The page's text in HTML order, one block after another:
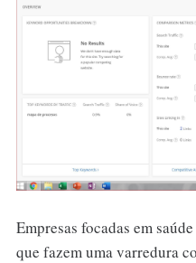
Empresas focadas em
que fazem uma varredura